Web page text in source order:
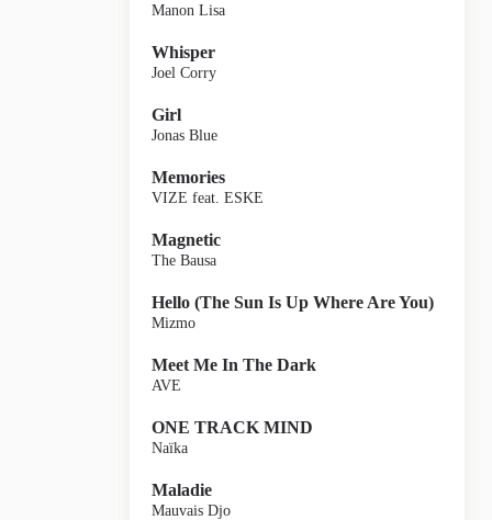
Manon Lisa
Whisper
Joel Corry
Girl
Jonas Blue
Memories
VIZE feat. ESKE
Magnetic
The Bausa
Hello (The Sun Is Up Where Are You)
Mizmo
Meet Me In The Dark
AVE
ONE TRACK MIND
Naïka
Maladie
Mauvais Djo